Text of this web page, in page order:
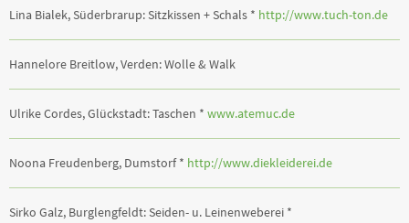
Lina Bialek, Süderbrarup: Sitzkissen + Schals * http://www.tuch-ton.de
Hannelore Breitlow, Verden: Wolle & Walk
Ulrike Cordes, Glückstadt: Taschen * www.atemuc.de
Noona Freudenberg, Dumstorf * http://www.diekleiderei.de
Sirko Galz, Burglengfeldt: Seiden- u. Leinenweberei *